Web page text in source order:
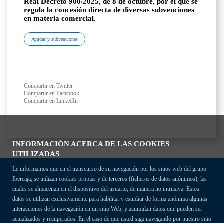
INFORMACIÓN ACERCA DE LAS COOKIES
UTILIZADAS
Le informamos que en el transcurso de su navegación por los sitios web del grupo
Ibercaja, se utilizan cookies propias y de terceros (ficheros de datos anónimos), las
cuales se almacenan en el dispositivo del usuario, de manera no intrusiva. Estos
datos se utilizan exclusivamente para habilitar y estudiar de forma anónima algunas
interacciones de la navegación en un sitio Web, y acumulan datos que pueden ser
actualizados y recuperados. En el caso de que usted siga navegando por nuestro sitio
regula la concesión directa de diversas subvenciones
en materia comercial.
Ayudas y subvenciones
Compartir en Twitter
Compartir en Facebook
Compartir en LinkedIn